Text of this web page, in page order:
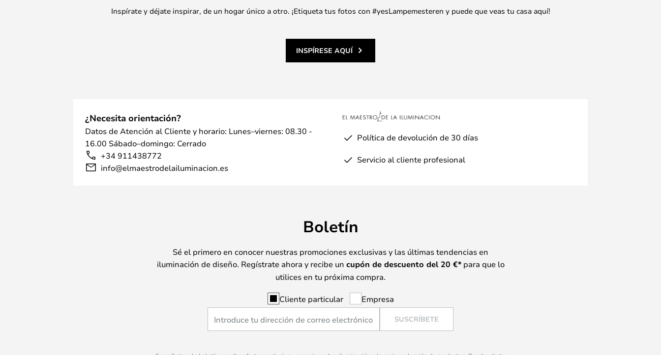
Inspírate y déjate inspirar, de un hogar único a otro. ¡Etiqueta tus fotos con #yesLampemesteren y puede que veas tu casa aquí!
INSPÍRESE AQUÍ
¿Necesita orientación?
Datos de Atención al Cliente y horario: Lunes–viernes: 08.30 -
16.00 Sábado–domingo: Cerrado
+34 911438772
info@elmaestrodelailuminacion.es
Política de devolución de 30 días
Servicio al cliente profesional
Boletín
Sé el primero en conocer nuestras promociones exclusivas y las últimas tendencias en
iluminación de diseño. Regístrate ahora y recibe un cupón de descuento del 20 €*para que lo
utilices en tu próxima compra.
Cliente particular Empresa
SUSCRÍBETE